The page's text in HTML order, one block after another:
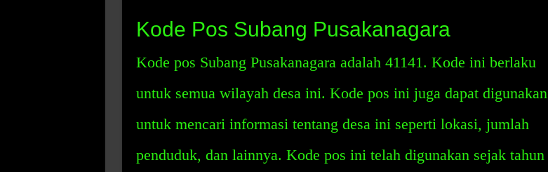
Kode Pos Subang Pusakanagara
Kode pos Subang Pusakanagara adalah 41141. Kode ini berlaku
untuk semua wilayah desa ini. Kode pos ini juga dapat digunakan
untuk mencari informasi tentang desa ini seperti lokasi, jumlah
penduduk, dan lainnya. Kode pos ini telah digunakan sejak tahun